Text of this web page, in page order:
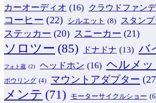
カーオーディオ (16) クラウドファン
コーヒー (22) シルエット (8) スタン
ステッカー (20) スニーカー (21)
ソロツー (85) ドナドナ (13) バ
フォト蔵 (2) ヘッドホン (16) ヘルメッ
ボウリング (4) マウントアダプター
メンテ (71) モーターサイクルショー